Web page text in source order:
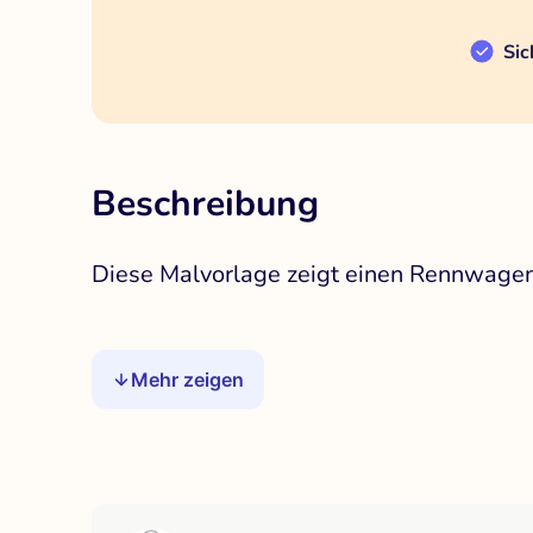
Beschreibung
Diese Malvorlage zeigt einen
Mehr zeigen